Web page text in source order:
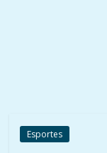
Esportes